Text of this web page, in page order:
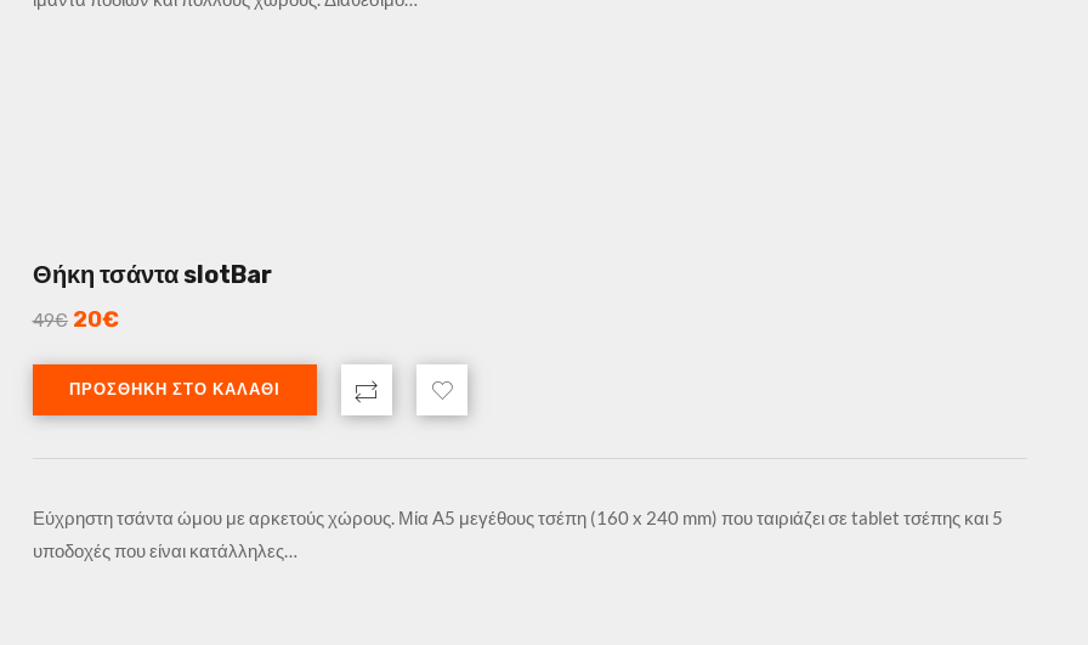
Θήκη τσάντα slotBar
49€ 20€
ΠΡΟΣΘΉΚΗ ΣΤΟ ΚΑΛΆΘΙ
Εύχρηστη τσάντα ώμου με αρκετούς χώρους. Μία A5 μεγέθους τσέπη (160 x 240 mm) που ταιριάζει σε tablet τσέπης και 5
υποδοχές που είναι κατάλληλες…